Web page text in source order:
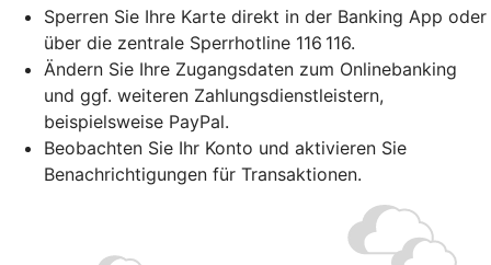
Sperren Sie Ihre Karte direkt in der Banking App oder
über die zentrale Sperrhotline 116 116.
Ändern Sie Ihre Zugangsdaten zum Onlinebanking
und ggf. weiteren Zahlungsdienstleistern,
beispielsweise PayPal.
Beobachten Sie Ihr Konto und aktivieren Sie
Benachrichtigungen für Transaktionen.